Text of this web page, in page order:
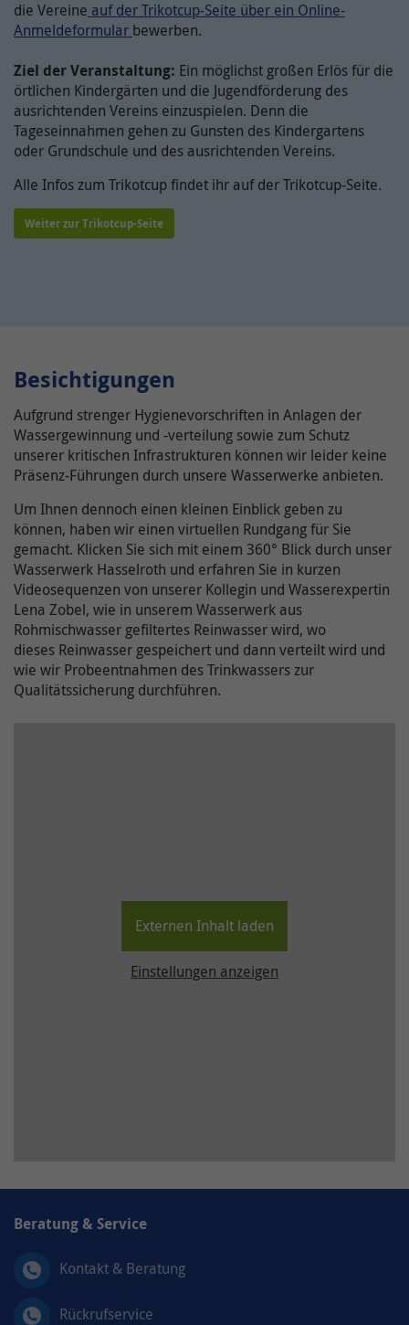
die Vereine auf der Trikotcup-Seite über ein Online-
Anmeldeformular bewerben.
Ziel der Veranstaltung: Ein möglichst großen Erlös für die
örtlichen Kindergärten und die Jugendförderung des
ausrichtenden Vereins einzuspielen. Denn die
Tageseinnahmen gehen zu Gunsten des Kindergartens
oder Grundschule und des ausrichtenden Vereins.
Alle Infos zum Trikotcup findet ihr auf der Trikotcup-Seite.
Weiter zur Trikotcup-Seite
Besichtigungen
Aufgrund strenger Hygienevorschriften in Anlagen der
Wassergewinnung und -verteilung sowie zum Schutz
unserer kritischen Infrastrukturen können wir leider keine
Präsenz-Führungen durch unsere Wasserwerke anbieten.
Um Ihnen dennoch einen kleinen Einblick geben zu
können, haben wir einen virtuellen Rundgang für Sie
gemacht. Klicken Sie sich mit einem 360° Blick durch unser
Wasserwerk Hasselroth und erfahren Sie in kurzen
Videosequenzen von unserer Kollegin und Wasserexpertin
Lena Zobel, wie in unserem Wasserwerk aus
Rohmischwasser gefiltertes Reinwasser wird, wo
dieses Reinwasser gespeichert und dann verteilt wird und
wie wir Probeentnahmen des Trinkwassers zur
Qualitätssicherung durchführen.
Externen Inhalt laden
Einstellungen anzeigen
Beratung & Service
Kontakt & Beratung
Rückrufservice
Cookie-
onlimChat.chatwidget-{Widget-ID}-sound
Anbieter Onlim GmbH
Laufzeit 7 Tage
Zweck
Der Nutzer hat die Möglichkeit, den Ton
ein- und auszuschalten. Dies wird hier
Sie auch in unserer Datenschutzerklärung unter:
https://www.kreiswerke-main-
kinzig.de/rechtlichesdatenschutz/datenschutz/